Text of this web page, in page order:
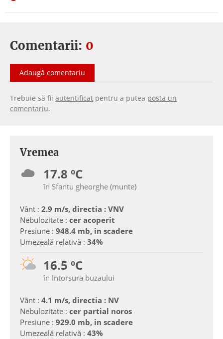
Comentarii: 0
Adaugă comentariu
Trebuie să fii autentificat pentru a putea posta un
comentariu.
Vremea
17.8 ºC
în Sfantu gheorghe (munte)
Vânt : 2.9 m/s, directia : VNV
Nebulozitate : cer acoperit
Presiune : 948.4 mb, in scadere
Umezeală relativă : 34%
16.5 ºC
în Intorsura buzaului
Vânt : 4.1 m/s, directia : NV
Nebulozitate : cer partial noros
Presiune : 929.0 mb, in scadere
Umezeală relativă : 43%